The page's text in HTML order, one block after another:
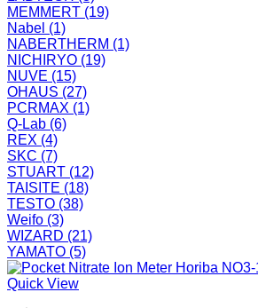
MEMMERT (19)
Nabel (1)
NABERTHERM (1)
NICHIRYO (19)
NUVE (15)
OHAUS (27)
PCRMAX (1)
Q-Lab (6)
REX (4)
SKC (7)
STUART (12)
TAISITE (18)
TESTO (38)
Weifo (3)
WIZARD (21)
YAMATO (5)
Quick View